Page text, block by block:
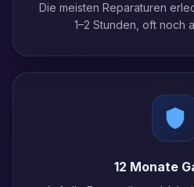
Die meisten Reparaturen
1–2 Stunden, oft noch
12 Monate